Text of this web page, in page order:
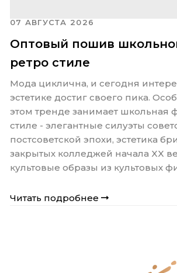
07 АВГУСТА 2026
Оптовый пошив
ретро стиле
Мода циклична, и сегодня
эстетике достиг своего пика.
этом тренде занимает школьная
стиле - элегантные силуэты
постсоветской эпохи, эстетика
закрытых колледжей начала XX
культовые образы из культовых
Читать подробнее